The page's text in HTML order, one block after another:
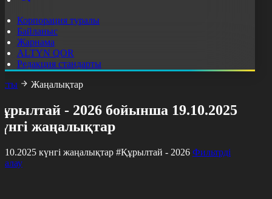
Корпорация туралы
Байланыс
Жарнама
ALTYN QOR
Редакция стандарты
Жаңалықтар
- 2026 бойынша 19.10.2025
жаңалықтар
күнгі жаңалықтар #Құрылтай - 2026 Фильтрді